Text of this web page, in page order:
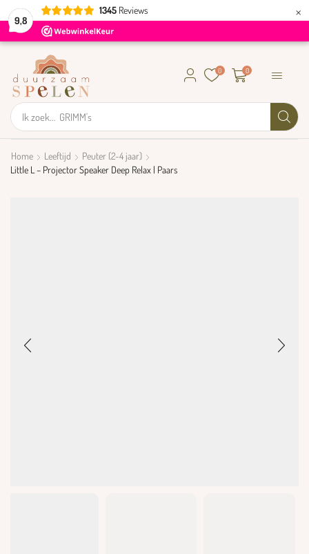
9,8
1345 Reviews ×
Ik zoek... GRIMM's
0 0
Home Leeftijd
Peuter (2-4 jaar)
Little L – Projector Speaker Deep Relax | Paars